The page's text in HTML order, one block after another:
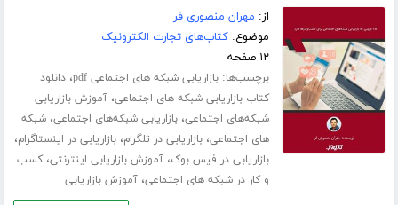
از: مهران منصوری فر
موضوع:کتاب‌های تجارت الکترونیک
۱۲ صفحه
برچسب‌ها:بازاریابی شبکه های اجتماعی pdf ،دانلود
کتاب بازاریابی شبکه های اجتماعی،آموزش بازاریابی
شبکه‌های اجتماعی،بازاریابی شبکه‌های اجتماعی،شبکه
های اجتماعی،بازاریابی در تلگرام،بازاریابی در اینستاگرام،
بازاریابی در فیس بوک،آموزش بازاریابی اینترنتی،کسب
و کار در شبکه های اجتماعی،آموزش بازاریابی